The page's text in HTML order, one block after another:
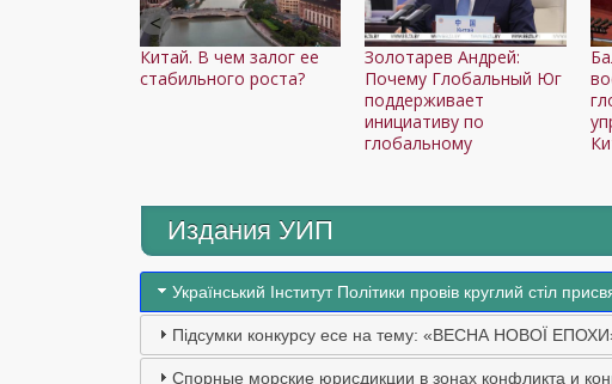
Китай. В чем залог ее
стабильного роста?
Золотарев Андрей:
Почему Глобальный Юг
поддерживает
инициативу по
глобальному
Издания УИП
Український Інститут Політики провів круглий стіл
Підсумки конкурсу есе на тему: «ВЕСНА НОВОЇ
Спорные морские юрисдикции в зонах конфликта и